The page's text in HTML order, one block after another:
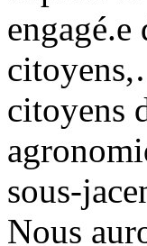
citoyens
sous-
Nous